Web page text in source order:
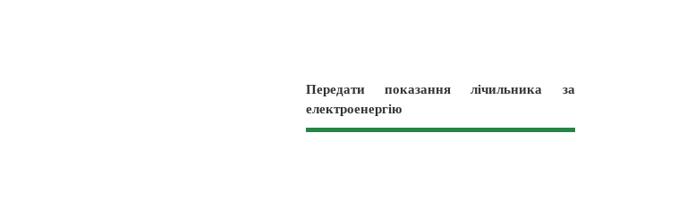
Передати показання лічильника за
електроенергію